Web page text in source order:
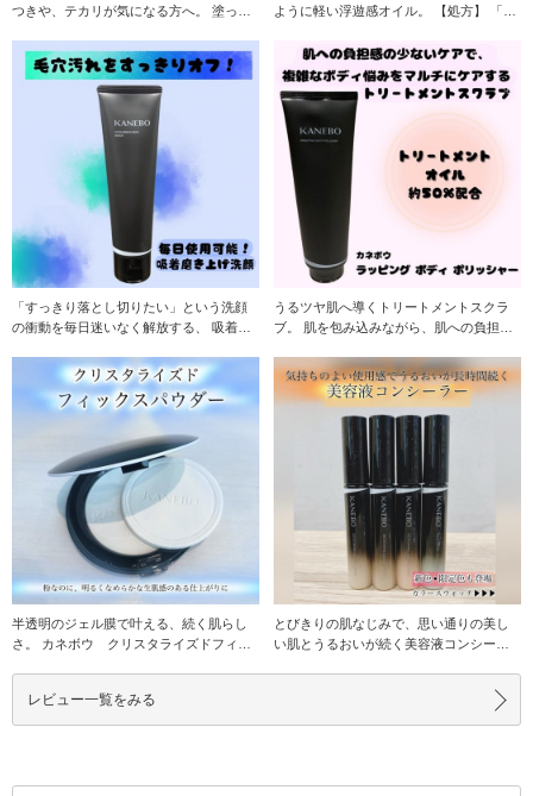
つきや、テカリが気になる方へ。 塗った
ように軽い浮遊感オイル。 【処方】 「リ
「すっきり落とし切りたい」という洗顔
の衝動を毎日迷いなく解放する、 吸着磨
うるツヤ肌へ導くトリートメントスクラ
ブ。 肌を包み込みながら、肌への負担感
半透明のジェル膜で叶える、続く肌らし
さ。 カネボウ クリスタライズドフィッ
とびきりの肌なじみで、思い通りの美し
い肌とうるおいが続く美容液コンシーラ
レビュー一覧をみる